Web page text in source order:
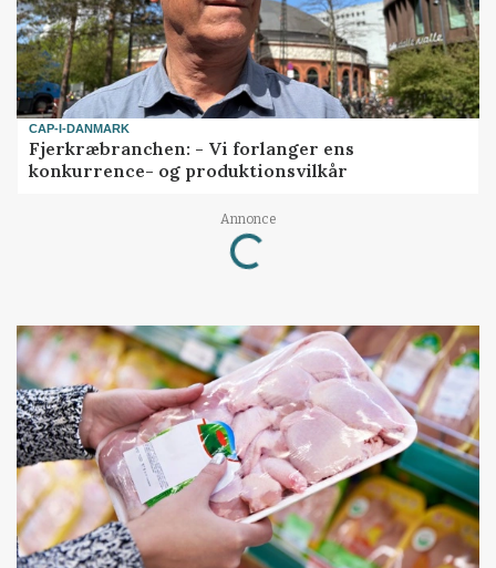
CAP-I-DANMARK
Fjerkræbranchen: - Vi forlanger ens
konkurrence- og produktionsvilkår
Annonce
Loading...